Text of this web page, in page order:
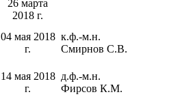
26 марта
2018 г.
04 мая 2018
г.
к.ф.-м.н.
Смирнов С.В.
14 мая 2018
г.
д.ф.-м.н.
Фирсов К.М.